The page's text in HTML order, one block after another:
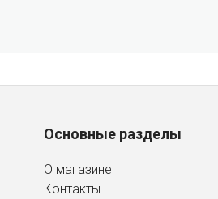
Основные разделы
О магазине
Контакты